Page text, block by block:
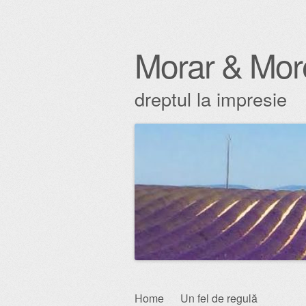
Morar &
dreptul la impresie
Skip
Home Un fel de regulă